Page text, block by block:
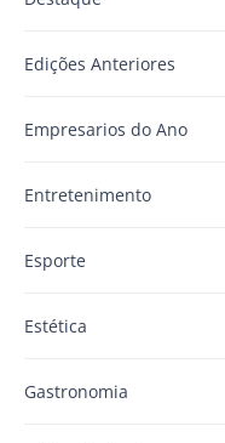
Edições Anteriores
Empresarios do Ano
Entretenimento
Esporte
Estética
Gastronomia